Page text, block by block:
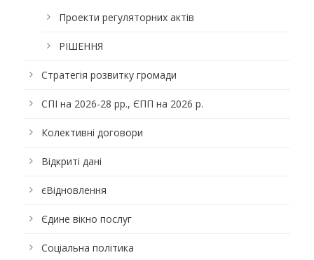
Проекти регуляторних актів
РІШЕННЯ
Стратегія розвитку громади
СПІ на 2026-28 рр., ЄПП на 2026 р.
Колективні договори
Відкриті дані
єВідновлення
Єдине вікно послуг
Соціальна політика